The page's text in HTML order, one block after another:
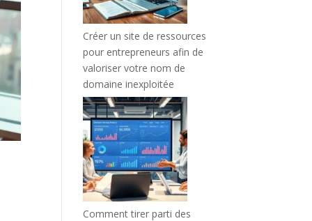
Créer un site de ressources
pour entrepreneurs afin de
valoriser votre nom de
domaine inexploitée
Comment tirer parti des